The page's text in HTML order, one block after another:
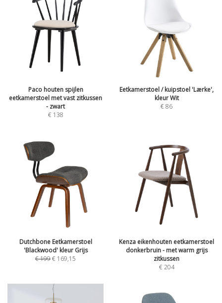
Paco houten spijlen
eetkamerstoel met vast zitkussen
- zwart
€ 138
Eetkamerstoel / kuipstoel 'Lærke',
kleur Wit
€86
Dutchbone Eetkamerstoel
'Blackwood' kleur Grijs
€199€ 169,15
Kenza eikenhouten eetkamerstoel
donkerbruin - met warm grijs
zitkussen
€204